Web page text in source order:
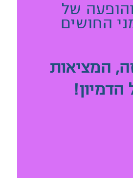
של
החושים
המציאות
הדמיון!
לחופשה משפחתית